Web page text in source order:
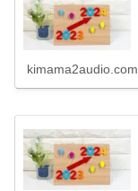
kimama2audio.com